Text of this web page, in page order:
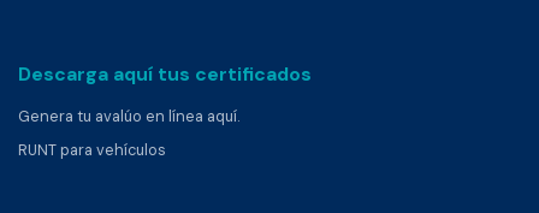
Descarga aquí tus certificados
Genera tu avalúo en línea aquí.
RUNT para vehículos